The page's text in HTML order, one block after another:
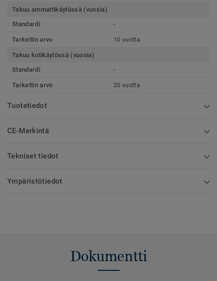
Takuu ammattikäytössä (vuosia)
Standardi
-
Tarkettin arvo 10 vuotta
Takuu kotikäytössä (vuosia)
Standardi
-
Tarkettin arvo 20 vuotta
Tuotetiedot
CE-Merkintä
Tekniset tiedot
Ympäristötiedot
Dokumentti